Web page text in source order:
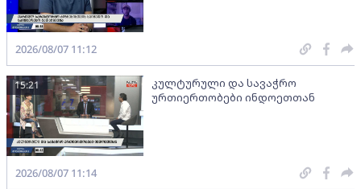
2026/08/07 11:12
კულტურული და სავაჭრო
ურთიერთობები ინდოეთთან
15:21
2026/08/07 11:14